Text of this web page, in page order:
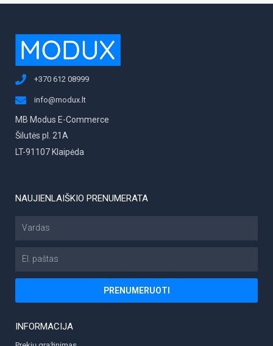
INFORMACIJA
NAUJIENLAIŠKIO PRENUMERATA
Vardas
PRENUMERUOTI
+370 612 08999
info@modux.lt
MB Modus E-Commerce
Šilutės pl. 21A
LT-91107 Klaipėda